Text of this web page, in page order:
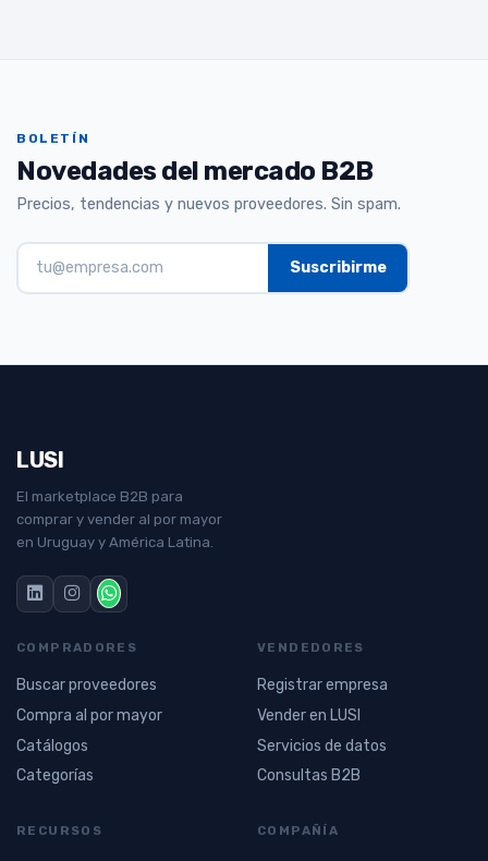
BOLETÍN
Novedades del mercado B2B
Precios, tendencias y nuevos proveedores. Sin spam.
LUSI
El marketplace B2B para
comprar y vender al por mayor
en Uruguay y América Latina.
COMPRADORES
Buscar proveedores
Compra al por mayor
Catálogos
Categorías
VENDEDORES
Registrar empresa
Vender en LUSI
Servicios de datos
Consultas B2B
RECURSOS COMPAÑÍA